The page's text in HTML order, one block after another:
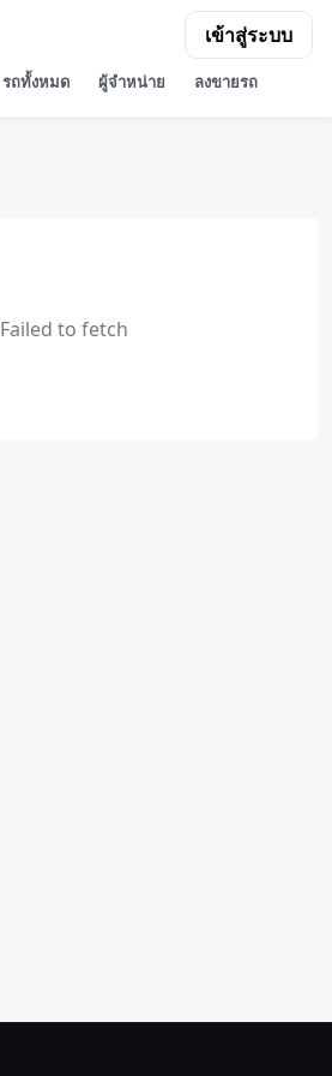
รถทั้งหมด ผู้จำหน่าย ลงขายรถ
เข้าสู่ระบบ
Failed to fetch